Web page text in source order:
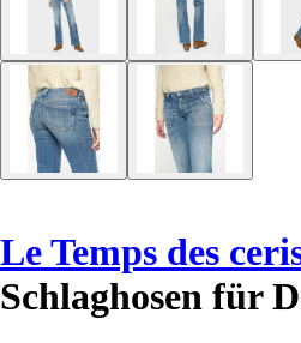
Le Temps des
Schlaghosen für